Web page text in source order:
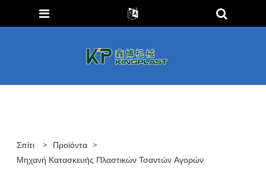
Σπίτι > Προϊόντα >
Μηχανή Κατασκευής Πλαστικών Τσαντών Αγορών